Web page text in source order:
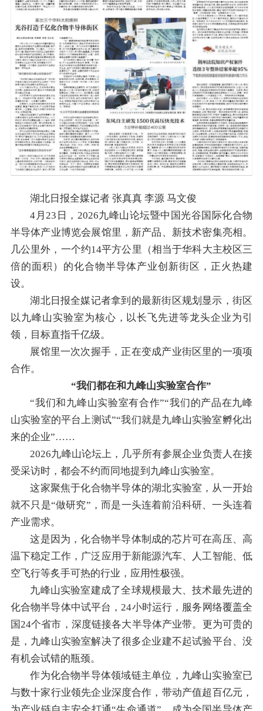
湖北日报全媒记者 张真真 李源 马文俊
4月23日，2026九峰山论坛暨中国光谷国际化合物
半导体产业博览会展馆里，新产品、新技术密集亮相。
几公里外，一个约14平方公里（相当于华科大主校区三
倍的面积）的化合物半导体产业创新街区，正火热建
设。
湖北日报全媒记者拿到的最新街区规划显示，街区
以九峰山实验室为核心，以长飞先进等龙头企业为引
领，目标直指千亿级。
展馆里一次次握手，正在变成产业街区里的一项项
合作。
“我们都在和九峰山实验室合作”
“我们和九峰山实验室有合作”“我们的产品在九峰
山实验室的平台上测试”“我们就是九峰山实验室孵化出
来的企业”……
2026九峰山论坛上，几乎所有参展企业负责人在接
受采访时，都会不约而同地提到九峰山实验室。
这家聚焦于化合物半导体的湖北实验室，从一开始
就不只是“做研究”，而是一头连着前沿科研、一头连着
产业需求。
这是因为，化合物半导体制成的芯片可在高压、高
温下稳定工作，广泛应用于新能源汽车、人工智能、低
空飞行等炙手可热的行业，应用性极强。
九峰山实验室建成了全球规模最大、技术最先进的
化合物半导体中试平台，24小时运行，服务网络覆盖全
国24个省市，深度链接各大半导体产业带。更为可贵的
是，九峰山实验室解决了很多企业建不起试验平台、没
有机会试错的瓶颈。
作为化合物半导体领域链主单位，九峰山实验室已
与数十家行业领先企业深度合作，带动产值超百亿元，